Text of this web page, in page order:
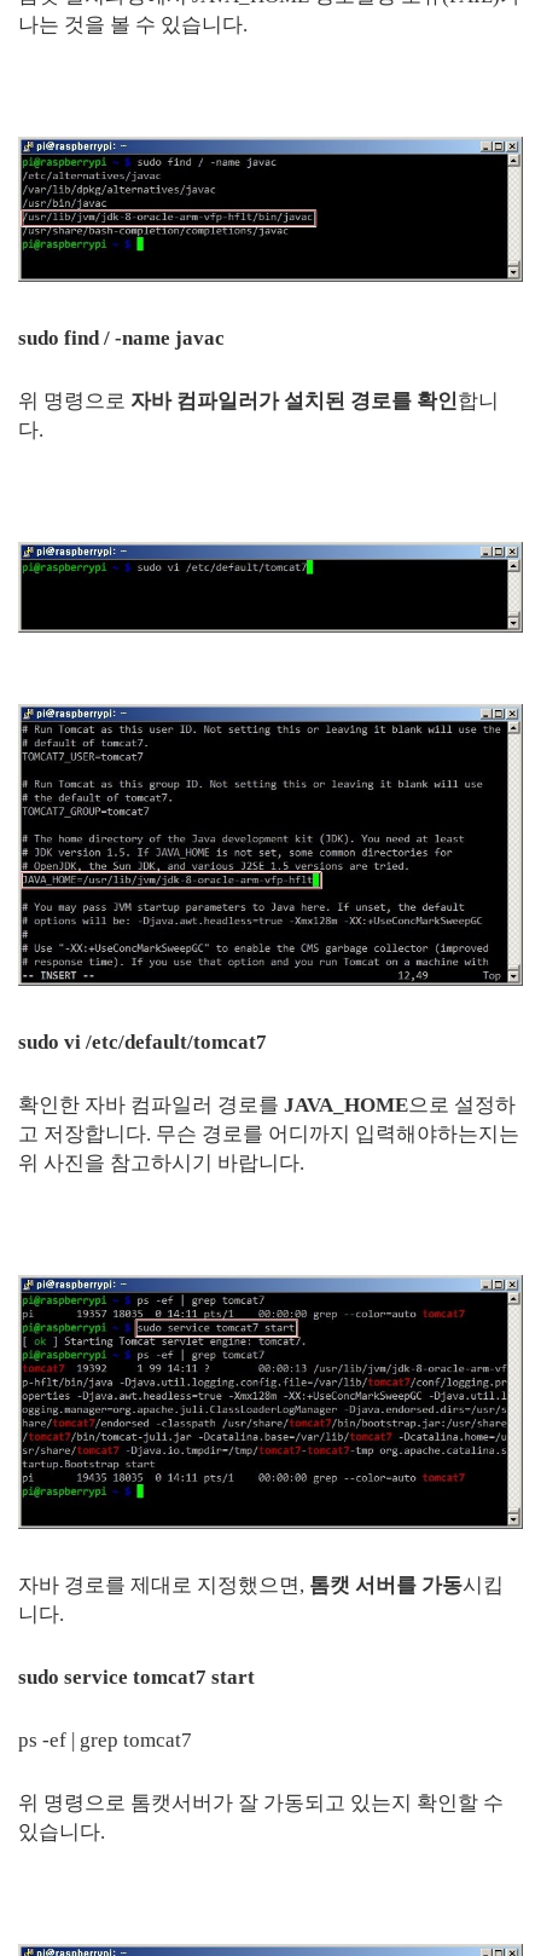
나는 것을 볼 수 있습니다.
sudo find / -name javac
위 명령으로 자바 컴파일러가 설치된 경로를 확인합니
다.
sudo vi /etc/default/tomcat7
확인한 자바 컴파일러 경로를 JAVA_HOME으로 설정하
고 저장합니다. 무슨 경로를 어디까지 입력해야하는지는
위 사진을 참고하시기 바랍니다.
자바 경로를 제대로 지정했으면, 톰캣 서버를 가동시킵
니다.
sudo service tomcat7 start
ps -ef | grep tomcat7
위 명령으로 톰캣서버가 잘 가동되고 있는지 확인할 수
있습니다.